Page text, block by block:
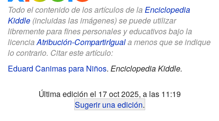
Todo el contenido de los artículos de la Enciclopedia
Kiddle (incluidas las imágenes) se puede utilizar
libremente para fines personales y educativos bajo la
licenciaAtribución-CompartirIguala menos que se indique
lo contrario. Citar este artículo:
Eduard Canimas para Niños. Enciclopedia Kiddle.
Última edición el 17 oct 2025, a las 11:19
Sugerir una edición.